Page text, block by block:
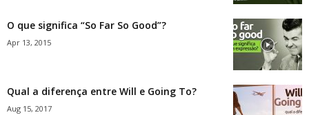
O que significa “So Far So Good”?
Apr 13, 2015
Qual a diferença entre Will e Going To?
Aug 15, 2017